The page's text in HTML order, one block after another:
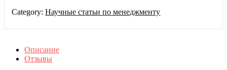
Category:Научные статьи по менеджменту
Описание
Отзывы